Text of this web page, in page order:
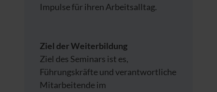
Impulse für ihren Arbeitsalltag.
Ziel der Weiterbildung
Ziel des Seminars ist es,
Führungskräfte und verantwortliche
Mitarbeitende im